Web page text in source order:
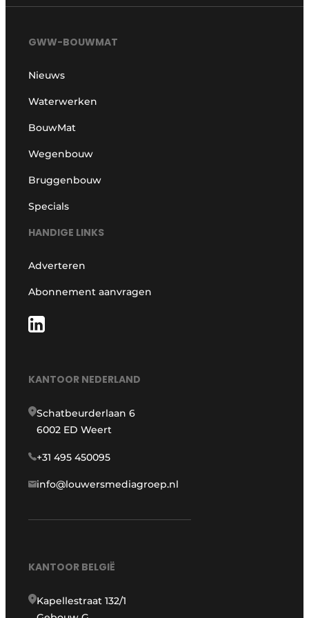
GWW-BOUWMAT
Nieuws
Waterwerken
BouwMat
Wegenbouw
Bruggenbouw
Specials
HANDIGE LINKS
Adverteren
Abonnement aanvragen
KANTOOR NEDERLAND
Schatbeurderlaan 6
6002 ED Weert
+31 495 450095
info@louwersmediagroep.nl
KANTOOR BELGIË
Kapellestraat 132/1